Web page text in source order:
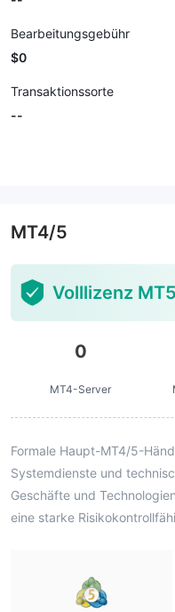
Bearbeitungsgebühr
$0
Transaktionssorte
--
MT4/5
Volllizenz MT5
0
MT4-Server
Formale Haupt-MT4/5-
Systemdienste und
Geschäfte und
eine starke